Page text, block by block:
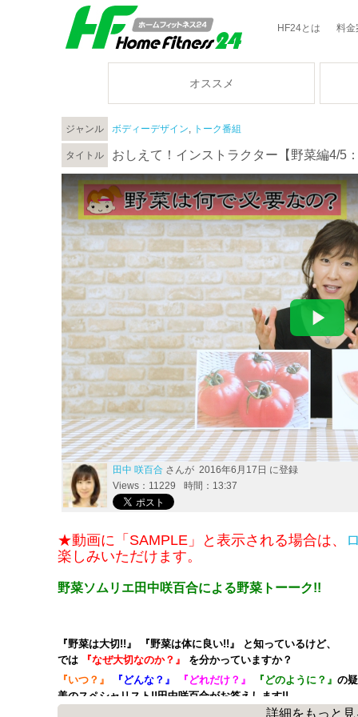
HF24とは 料金
オススメ
ジャンル ボディーデザイン, トーク番組
タイトル おしえて！インストラクター【野菜編4/5
田中 咲百合 さんが 2016年6月17日 に登録
Views：11229
時間：13:37
★動画に「SAMPLE」と表示される場合は、
楽しみいただけます。
野菜ソムリエ田中咲百合による野菜トーーク!!
『野菜は大切!!』 『野菜は体に良い!!』 と知っているけど、
では
『なぜ大切なのか？』 を分かっていますか？
『いつ？』
『どんな？』 『どれだけ？』 『どのように？』 の
美のスペシャリスト!!田中咲百合がお答えします!!
詳細をもっと見